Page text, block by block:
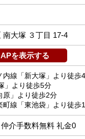
南大塚 ３丁目 17-4
を表示する
内線「新大塚」より徒歩
」より徒歩5分
原」より徒歩2分
町線「東池袋」より徒歩
介手数料無料 礼金0